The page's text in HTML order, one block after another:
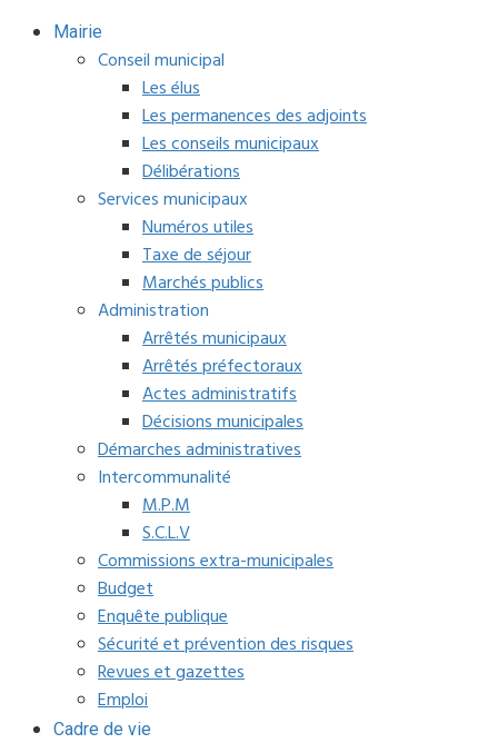
Mairie
Conseil municipal
Les élus
Les permanences des adjoints
Les conseils municipaux
Délibérations
Services municipaux
Numéros utiles
Taxe de séjour
Marchés publics
Administration
Arrêtés municipaux
Arrêtés préfectoraux
Actes administratifs
Décisions municipales
Démarches administratives
Intercommunalité
M.P.M
S.C.L.V
Commissions extra-municipales
Budget
Enquête publique
Sécurité et prévention des risques
Revues et gazettes
Emploi
Cadre de vie